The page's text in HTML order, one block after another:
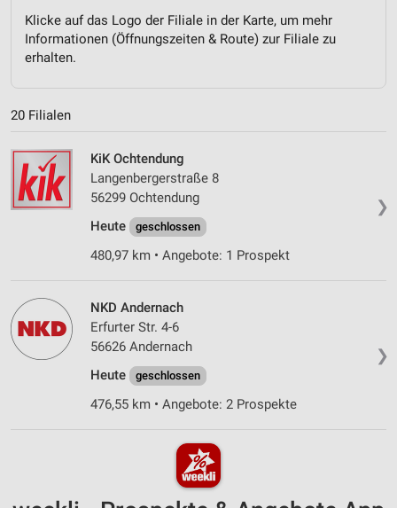
Klicke auf das Logo der Filiale in der Karte, um mehr
Informationen (Öffnungszeiten & Route) zur Filiale zu
erhalten.
20 Filialen
❯
KiK Ochtendung
Langenbergerstraße 8
56299 Ochtendung
Heute
geschlossen
480,97 km • Angebote: 1 Prospekt
❯
NKD Andernach
Erfurter Str. 4-6
56626 Andernach
Heute
geschlossen
476,55 km • Angebote: 2 Prospekte